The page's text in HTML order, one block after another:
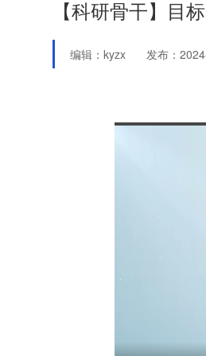
【科研骨干】目
编辑：kyzx 发布：